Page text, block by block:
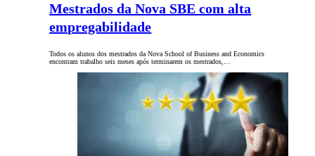
Mestrados da Nova SBE com alta
empregabilidade
Todos os alunos dos mestrados da Nova School of Business and Economics
encontram trabalho seis meses após terminarem os mestrados,…